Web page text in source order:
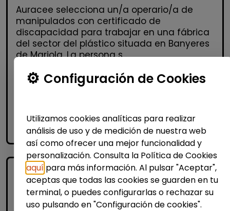
Auracee selecciona un/a operario/a de
manipulados con certificado de
discapacidad para trabajar en una fábrica
del sector del plástico situada en Banyeres
de Mariola. La persona s...
% de respuesta: 100,00%
accessibility_newPersonas con discapacidad
Configuración de Cookies
Utilizamos cookies analíticas para realizar
análisis de uso y de medición de nuestra web
así como ofrecer una mejor funcionalidad y
personalización. Consulta la Política de Cookies
aquí para más información. Al pulsar "Aceptar",
aceptas que todas las cookies se guarden en tu
terminal, o puedes configurarlas o rechazar su
uso pulsando en "Configuración de cookies".